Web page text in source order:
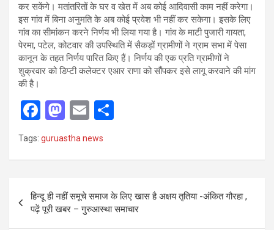
कर सकेंगे। मतांतरितों के घर व खेत में अब कोई आदिवासी काम नहीं करेगा।
इस गांव में बिना अनुमति के अब कोई प्रवेश भी नहीं कर सकेगा। इसके लिए
गांव का सीमांकन करने निर्णय भी लिया गया है। गांव के माटी पुजारी गायता,
पेरमा, पटेल, कोटवार की उपस्थिति में सैकड़ों ग्रामीणों ने ग्राम सभा में पेसा
कानून के तहत निर्णय पारित किए हैं। निर्णय की एक प्रति ग्रामीणों ने
शुक्रवार को डिप्टी कलेक्टर एआर राणा को सौंपकर इसे लागू करवाने की मांग
की है।
F
ce
o
o
M
a
st
d
o
E
ail
Tags: guruastha news
navigation
हिन्दू ही नहीं समूचे समाज के लिए खास है अक्षय तृतिया -अंकित गौरहा ,
पढ़ें पूरी खबर – गुरुआस्था समाचार